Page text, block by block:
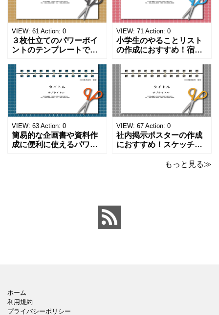
VIEW: 61 Action: 0
３枚仕立てのパワーポイ
ントのテンプレートで
ペンのワンポイントイラ
ストが描かれています。
ご案内やお知らせなど簡
単な資料を時短で作成で
きる便利なフォーマット
になります。 文房具好き
の方、掲示ポスターを作
成をされたい方におす
VIEW: 71 Action: 0
小学生のやることリスト
の作成におすすめ！宿題
事をまとめたい時のフォ
ーマットにおすすめしま
す。 ノートタイプのフォ
ーマットで文字入れをし
やすく、壁に貼ってもか
わいいデザインです。お
子さんが見てもテンショ
ンが上がるテンプレ
VIEW: 63 Action: 0
簡易的な企画書や資料作
成に便利に使えるパワー
VIEW: 67 Action: 0
社内掲示ポスターの作成
におすすめ！スケッチブ
なパワーポイントのテン
トにおすすめします。 ダ
ウンロードしてテキス
もっと見る≫
ホーム
利用規約
プライバシーポリシー